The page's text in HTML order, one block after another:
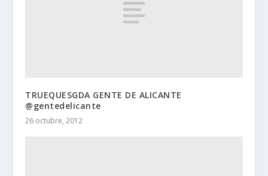
TRUEQUESGDA GENTE DE ALICANTE
@gentedelicante
26 octubre, 2012